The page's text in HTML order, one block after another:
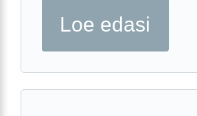
Loe edasi